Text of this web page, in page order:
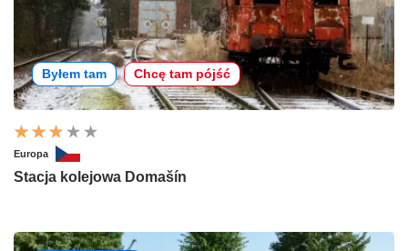
Byłem tam Chcę tam pójść
Europa
Stacja kolejowa Domašín